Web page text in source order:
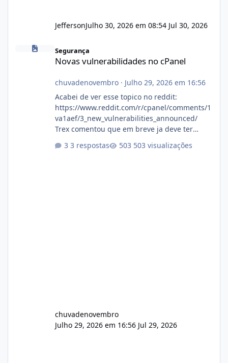
JeffersonJulho 30, 2026 em 08:54 Jul 30, 2026
Novas vulnerabilidades no cPanel
Segurança
Novas vulnerabilidades no cPanel
chuvadenovembro· Julho 29, 2026 em 16:56
Acabei de ver esse topico no reddit:
https://www.reddit.com/r/cpanel/comments/1
va1aef/3_new_vulnerabilities_announced/
Trex comentou que em breve ja deve ter
3 respostas 503 visualizações
chuvadenovembro
Julho 29, 2026 em 16:56 Jul 29, 2026